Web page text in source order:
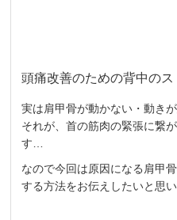
頭痛改善のための背中のス
実は肩甲骨が動かない・動き
それが、首の筋肉の緊張に繋
す…
なので今回は原因になる肩甲
する方法をお伝えしたいと思い